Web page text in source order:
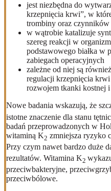
jest niezbędna do
krzepnięcia krwi”, w
trombiny oraz
w wątrobie katalizuje
szereg reakcji w
podstawowego białka w
zabiegach operacyjnych
zależne od niej są
regulacji krzepnięcia
rozwojem tkanki kostnej i
Nowe badania wskazują, że
istotne znaczenie dla stanu
badań przeprowadzonych w
witaminą K2 zmniejsza ryzyko
Przy czym nawet bardzo duże
rezultatów. Witamina K2
przeciwbakteryjne,
przeciwbólowe.